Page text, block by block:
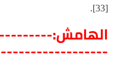
[33].